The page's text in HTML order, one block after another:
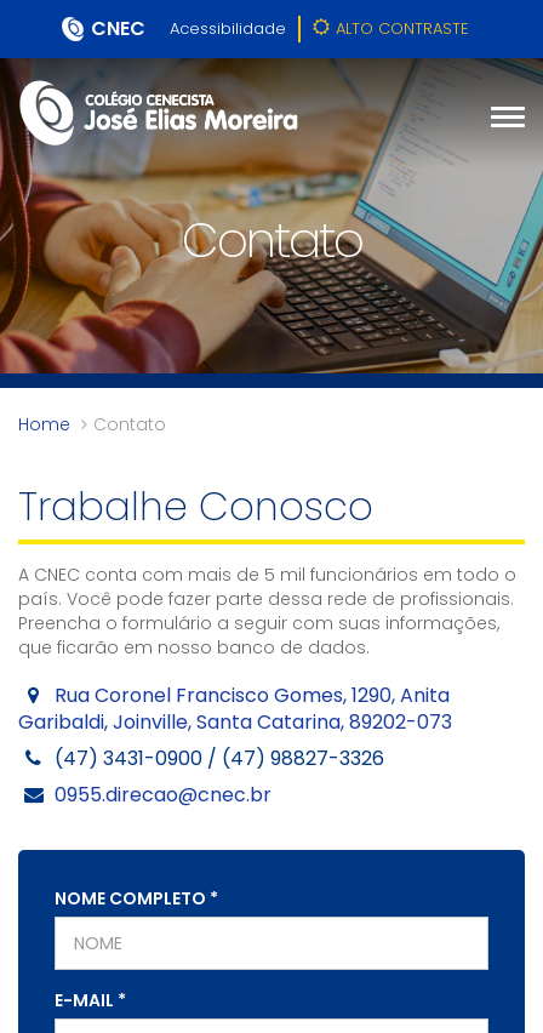
CNEC Acessibilidade ALTO CONTRASTE
Contato
Home Contato
Trabalhe Conosco
A CNEC conta com mais de 5 mil funcionários em todo o
país. Você pode fazer parte dessa rede de profissionais.
Preencha o formulário a seguir com suas informações,
que ficarão em nosso banco de dados.
Rua Coronel Francisco Gomes, 1290, Anita
Garibaldi, Joinville, Santa Catarina, 89202-073
(47) 3431-0900 / (47) 98827-3326
0955.direcao@cnec.br
NOME COMPLETO *
E-MAIL *